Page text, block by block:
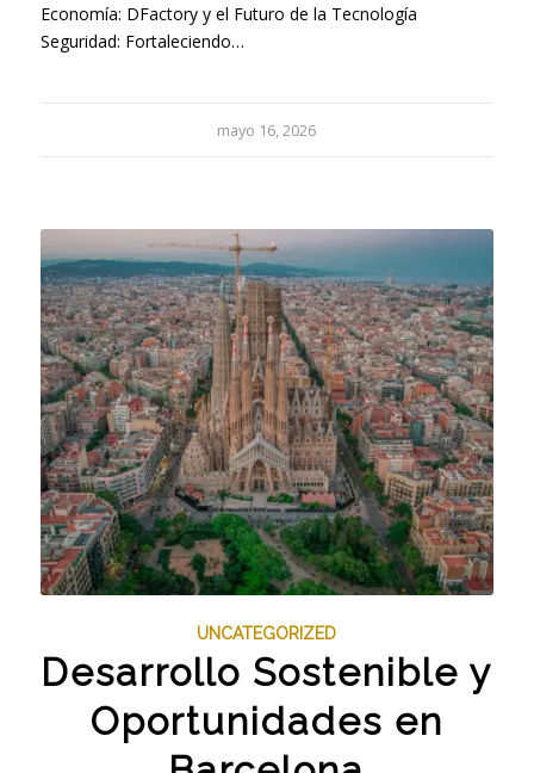
Economía: DFactory y el Futuro de la Tecnología
Seguridad: Fortaleciendo…
mayo 16, 2026
UNCATEGORIZED
Desarrollo Sostenible y
Oportunidades en